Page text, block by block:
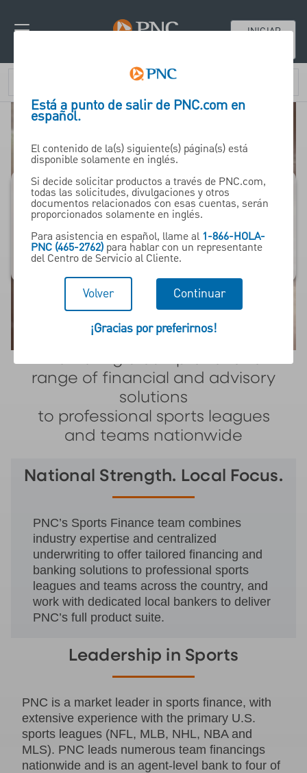
INICIAR
Sports Finance &
Advisory Solutions
range of financial and advisory
solutions
to professional sports leagues
and teams nationwide
National Strength. Local Focus.
PNC’s Sports Finance team combines
industry expertise and centralized
underwriting to offer tailored financing and
banking solutions to professional sports
leagues and teams across the country, and
work with dedicated local bankers to deliver
PNC’s full product suite.
Leadership in Sports
PNC is a market leader in sports finance, with
extensive experience with the primary U.S.
sports leagues (NFL, MLB, NHL, NBA and
MLS). PNC leads numerous team financings
nationwide and is an agent-level bank to four of
Está a punto de salir de PNC.com en
español.
El contenido de la(s) siguiente(s) página(s) está
disponible solamente en inglés.
Si decide solicitar productos a través de PNC.com,
todas las solicitudes, divulgaciones y otros
documentos relacionados con esas cuentas, serán
proporcionados solamente en inglés.
Para asistencia en español, llame al 1-866-HOLA-
PNC (465-2762)para hablar con un representante
del Centro de Servicio al Cliente.
Volver Continuar
¡Gracias por preferirnos!